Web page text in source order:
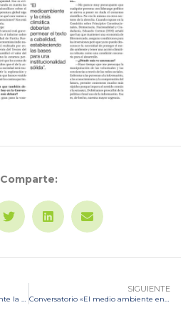
Comparte:
Prof. Valentina Durán expone ante la Comisión de principios constitucionales, democracia, nacionalidad y ciudadanía de la Convención Constitucional
SIGUIENTE
Conversatorio «El medio ambiente en los primeros 5 meses de la Convención Constitucional»